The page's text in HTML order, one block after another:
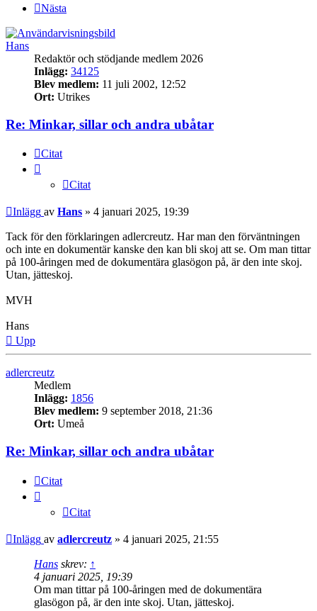
Nästa
Hans
Redaktör och stödjande medlem 2026
Inlägg: 34125
Blev medlem: 11 juli 2002, 12:52
Ort: Utrikes
Re: Minkar, sillar och andra ubåtar
Citat
Citat
Inlägg av Hans » 4 januari 2025, 19:39
Tack för den förklaringen adlercreutz. Har man den förväntningen
och inte en dokumentär kanske den kan bli skoj att se. Om man tittar
på 100-åringen med de dokumentära glasögon på, är den inte skoj.
Utan, jätteskoj.
MVH
Hans
Upp
adlercreutz
Medlem
Inlägg: 1856
Blev medlem: 9 september 2018, 21:36
Ort: Umeå
Re: Minkar, sillar och andra ubåtar
Citat
Citat
Inlägg av adlercreutz » 4 januari 2025, 21:55
Hans skrev: ↑
4 januari 2025, 19:39
Om man tittar på 100-åringen med de dokumentära
glasögon på, är den inte skoj. Utan, jätteskoj.